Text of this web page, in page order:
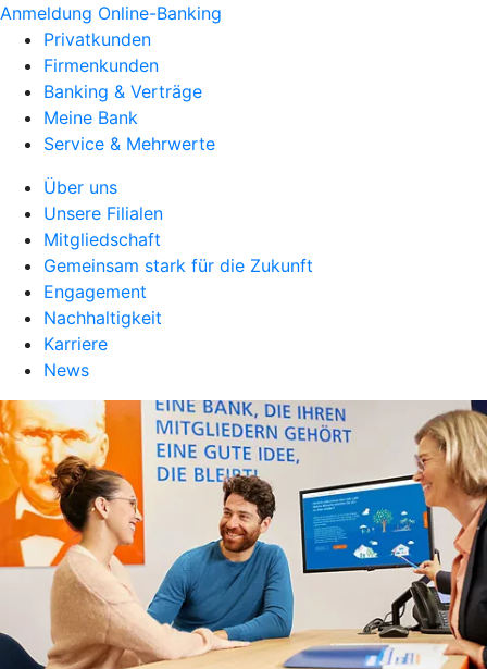
Anmeldung Online-Banking
Privatkunden
Firmenkunden
Banking & Verträge
Meine Bank
Service & Mehrwerte
Über uns
Unsere Filialen
Mitgliedschaft
Gemeinsam stark für die Zukunft
Engagement
Nachhaltigkeit
Karriere
News